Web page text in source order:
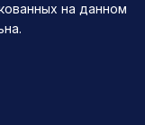
на данном